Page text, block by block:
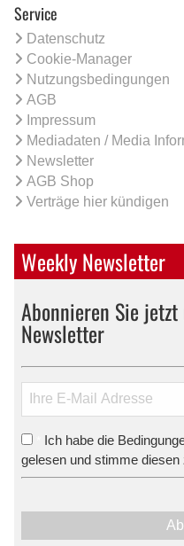
Service
Datenschutz
Cookie-Manager
Nutzungsbedingungen
AGB
Impressum
Mediadaten / Media
Newsletter
AGB Shop
Verträge hier kündigen
Weekly Newsletter
Abonnieren Sie
Newsletter
Ich habe die
gelesen und stimme diesen